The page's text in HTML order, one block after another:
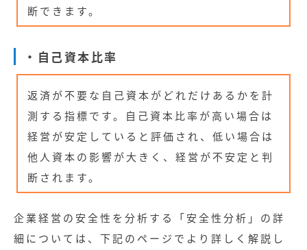
断できます。
・自己資本比率
返済が不要な自己資本がどれだけあるかを計
測する指標です。自己資本比率が高い場合は
経営が安定していると評価され、低い場合は
他人資本の影響が大きく、経営が不安定と判
断されます。
企業経営の安全性を分析する「安全性分析」の詳
細については、下記のページでより詳しく解説し